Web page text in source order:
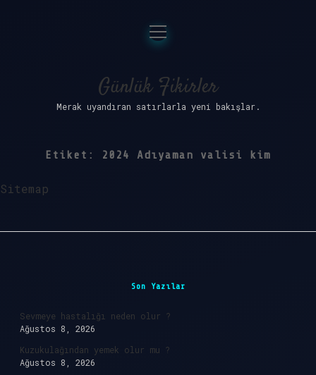
Anasayfa
Gizlilik Politikası
Yasal Uyarı
menüyü
aç
Günlük Fikirler
Merak uyandıran satırlarla yeni bakışlar.
Etiket: 2024 Adıyaman valisi kim
Sitemap
Son Yazılar
Sevmeye hastalığı neden olur ?
Ağustos 8, 2026
Kuzukulağından yemek olur mu ?
Ağustos 8, 2026